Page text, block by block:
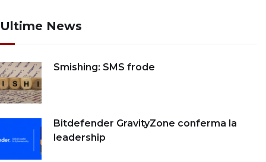
Ultime News
Smishing: SMS frode
Bitdefender GravityZone conferma la
leadership